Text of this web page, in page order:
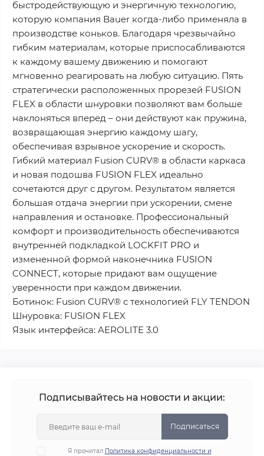
быстродействующую и энергичную технологию,
которую компания Bauer когда-либо применяла в
производстве коньков. Благодаря чрезвычайно
гибким материалам, которые приспосабливаются
к каждому вашему движению и помогают
мгновенно реагировать на любую ситуацию. Пять
стратегически расположенных прорезей FUSION
FLEX в области шнуровки позволяют вам больше
наклоняться вперед – они действуют как пружина,
возвращающая энергию каждому шагу,
обеспечивая взрывное ускорение и скорость.
Гибкий материал Fusion CURV® в области каркаса
и новая подошва FUSION FLEX идеально
сочетаются друг с другом. Результатом является
большая отдача энергии при ускорении, смене
направления и остановке. Профессиональный
комфорт и производительность обеспечиваются
внутренней подкладкой LOCKFIT PRO и
измененной формой наконечника FUSION
CONNECT, которые придают вам ощущение
уверенности при каждом движении.
Ботинок: Fusion CURV® с технологией FLY TENDON
Шнуровка: FUSION FLEX
Язык интерфейса: AEROLITE 3.0
Подписывайтесь на новости и акции:
Подписаться
Я прочитал Политика конфиденциальности и